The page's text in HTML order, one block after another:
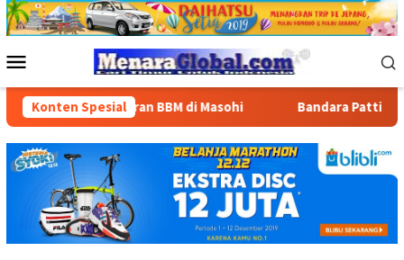
Loncat
ke
Mobile
Konten Spesial
Penyaluran BBM di Masohi Bandara Pattimura